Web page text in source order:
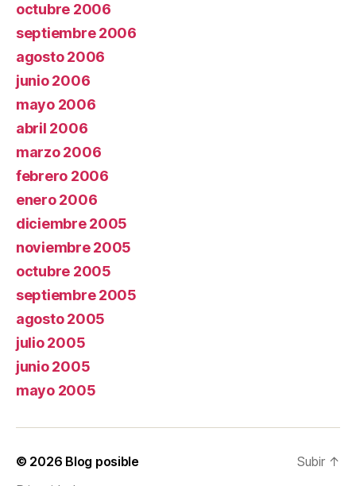
octubre 2006
septiembre 2006
agosto 2006
junio 2006
mayo 2006
abril 2006
marzo 2006
febrero 2006
enero 2006
diciembre 2005
noviembre 2005
octubre 2005
septiembre 2005
agosto 2005
julio 2005
junio 2005
mayo 2005
© 2026 Blog posible
Subir ↑